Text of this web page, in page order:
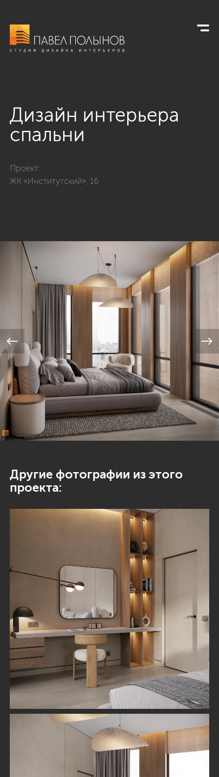
Дизайн интерьера
спальни
Проект:
ЖК «Институтский», 16
Другие фотографии из этого
проекта: